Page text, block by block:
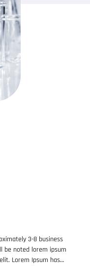
3-8 business
be noted lorem ipsum
Lorem Ipsum has